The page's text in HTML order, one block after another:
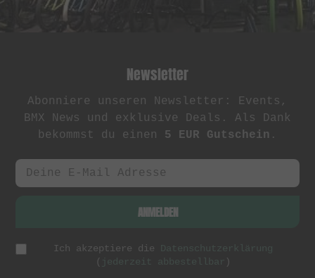
Newsletter
Abonniere unseren Newsletter: Events,
BMX News und exklusive Deals. Als Dank
bekommst du einen 5 EUR Gutschein .
ANMELDEN
Ich akzeptiere die
Datenschutzerklärung
(
jederzeit abbestellbar )